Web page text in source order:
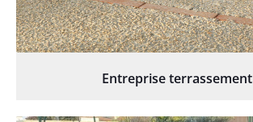
Entreprise terrassement